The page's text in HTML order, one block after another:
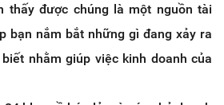
thấy được chúng là một nguồn tài
bạn nắm bắt những gì đang xảy ra
nhằm giúp việc kinh doanh của